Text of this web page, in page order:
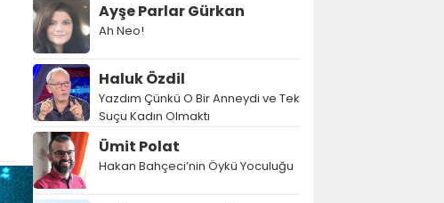
Ayşe Parlar Gürkan
Ah Neo!
Haluk Özdil
Yazdım Çünkü O Bir Anneydi ve Tek
Suçu Kadın Olmaktı
Ümit Polat
Hakan Bahçeci’nin Öykü Yoculuğu